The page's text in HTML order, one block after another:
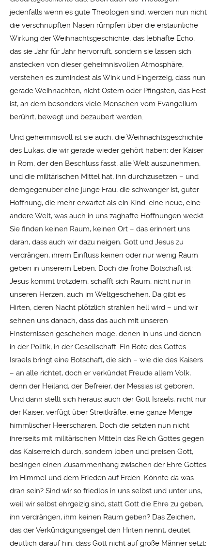
jedenfalls wenn es gute Theologen sind, werden nun nicht
die verschnupften Nasen rümpfen über die erstaunliche
Wirkung der Weihnachtsgeschichte, das lebhafte Echo,
das sie Jahr für Jahr hervorruft, sondern sie lassen sich
anstecken von dieser geheimnisvollen Atmosphäre,
verstehen es zumindest als Wink und Fingerzeig, dass nun
gerade Weihnachten, nicht Ostern oder Pfingsten, das Fest
ist, an dem besonders viele Menschen vom Evangelium
berührt, bewegt und bezaubert werden.
Und geheimnisvoll ist sie auch, die Weihnachtsgeschichte
des Lukas, die wir gerade wieder gehört haben: der Kaiser
in Rom, der den Beschluss fasst, alle Welt auszunehmen,
und die militärischen Mittel hat, ihn durchzusetzen – und
demgegenüber eine junge Frau, die schwanger ist, guter
Hoffnung, die mehr erwartet als ein Kind: eine neue, eine
andere Welt, was auch in uns zaghafte Hoffnungen weckt.
Sie finden keinen Raum, keinen Ort – das erinnert uns
daran, dass auch wir dazu neigen, Gott und Jesus zu
verdrängen, ihrem Einfluss keinen oder nur wenig Raum
geben in unserem Leben. Doch die frohe Botschaft ist:
Jesus kommt trotzdem, schafft sich Raum, nicht nur in
unseren Herzen, auch im Weltgeschehen. Da gibt es
Hirten, deren Nacht plötzlich strahlen hell wird – und wir
sehnen uns danach, dass das auch mit unseren
Finsternissen geschehen möge, denen in uns und denen
in der Politik, in der Gesellschaft. Ein Bote des Gottes
Israels bringt eine Botschaft, die sich – wie die des Kaisers
– an alle richtet, doch er verkündet Freude allem Volk,
denn der Heiland, der Befreier, der Messias ist geboren.
Und dann stellt sich heraus: auch der Gott Israels, nicht nur
der Kaiser, verfügt über Streitkräfte, eine ganze Menge
himmlischer Heerscharen. Doch die setzten nun nicht
ihrerseits mit militärischen Mitteln das Reich Gottes gegen
das Kaiserreich durch, sondern loben und preisen Gott,
besingen einen Zusammenhang zwischen der Ehre Gottes
im Himmel und dem Frieden auf Erden. Könnte da was
dran sein? Sind wir so friedlos in uns selbst und unter uns,
weil wir selbst ehrgeizig sind, statt Gott die Ehre zu geben,
ihn verdrängen, ihm keinen Raum geben? Das Zeichen,
das der Verkündigungsengel den Hirten nennt, deutet
deutlich darauf hin, dass Gott nicht auf große Männer setzt: